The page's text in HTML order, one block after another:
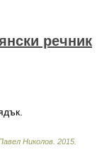
речник
Николов 2015